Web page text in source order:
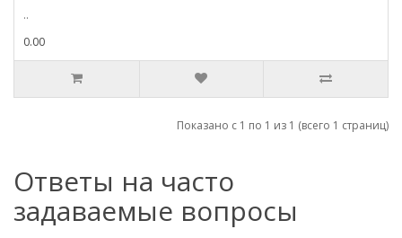
..
0.00
Показано с 1 по 1 из 1 (всего 1 страниц)
Ответы на часто
задаваемые вопросы